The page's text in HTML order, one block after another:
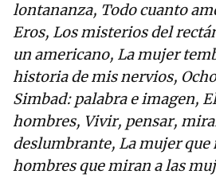
lontananza, Todo cuanto
Eros, Los misterios del
un americano, La mujer
historia de mis nervios,
Simbad: palabra e imagen,
hombres, Vivir, pensar,
deslumbrante, La mujer que
hombres que miran a las